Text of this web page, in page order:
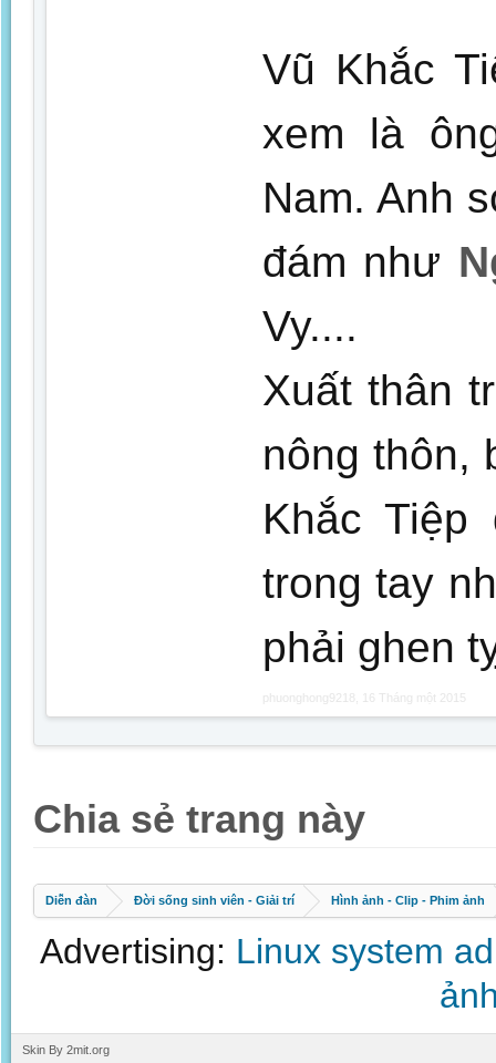
Vũ Khắc
xem là
Nam. Anh
đám như
Vy....
Xuất thân
nông thôn,
Khắc
trong tay
phải ghen
phuonghong9218 16 Tháng một 2015
Chia sẻ trang này
Diễn đàn Đời sống sinh viên - Giải trí Hình ảnh - Clip - Phim ảnh
Advertising: Linux system
Skin By 2mit.org